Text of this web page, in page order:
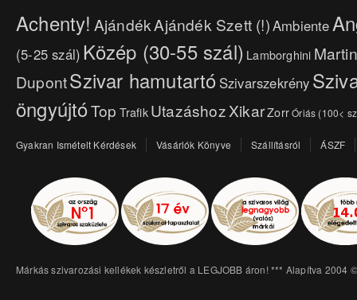
Achenty! AjándékAjándék Szett (!)Ambiente
(5-25 szál) Közép (30-55 szál) Lamborghini
DupontSzivar hamutartó Szivarszekrény
öngyújtóTop TrafikUtazáshozXikarZorrÓriás (100<
Gyakran Ismételt Kérdések Vásárlók Könyve Szállításról ÁSZF
Márkás szivarozási kellékek készletről a LEGJOBB áron! *** Alapítva 2004